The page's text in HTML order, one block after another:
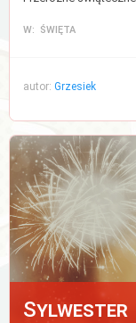
W: ŚWIĘTA
autor: Grzesiek
Sylwester